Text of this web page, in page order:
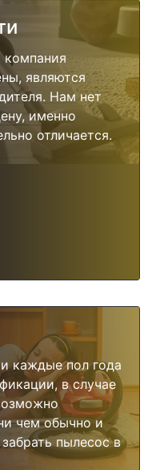
компания
являются
Нам нет
именно
отличается.
каждые пол года
в случае
чем обычно и
пылесос в